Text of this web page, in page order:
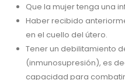
Que la mujer tenga una
Haber recibido
en el cuello del útero.
Tener un debilitamiento
(inmunosupresión), es
capacidad para